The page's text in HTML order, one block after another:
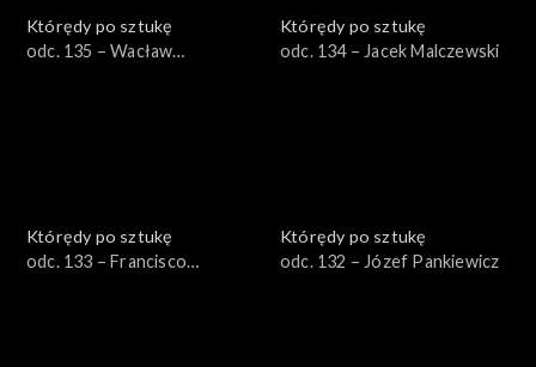
Którędy po sztukę
odc. 135 – Wacław
Którędy po sztukę
odc. 134 – Jacek Malczewski
Którędy po sztukę
odc. 133 – Francisco
Którędy po sztukę
odc. 132 – Józef Pankiewicz